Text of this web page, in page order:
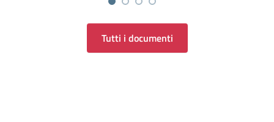
Tutti i documenti